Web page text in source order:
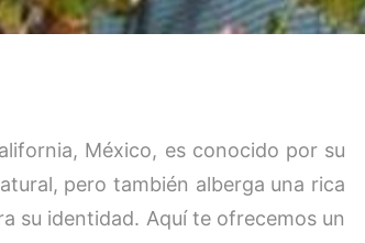
México, es conocido por su
pero también alberga una rica
su identidad. Aquí te ofrecemos un